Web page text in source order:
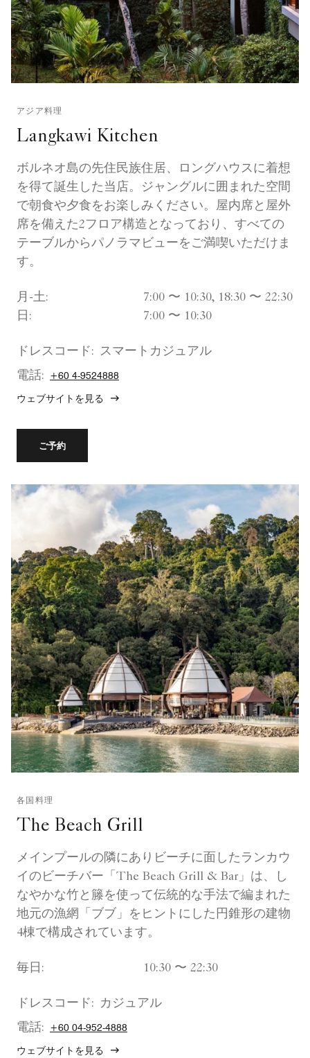
アジア料理
Langkawi Kitchen
ボルネオ島の先住民族住居、ロングハウスに着想
を得て誕生した当店。ジャングルに囲まれた空間
で朝食や夕食をお楽しみください。屋内席と屋外
席を備えた2フロア構造となっており、すべての
テーブルからパノラマビューをご満喫いただけま
す。
月-土:
7:00 〜 10:30, 18:30 〜 22:30
日:
7:00 〜 10:30
ドレスコード: スマートカジュアル
電話:
+60 4-9524888
ウェブサイトを見る
ご予約
各国料理
The Beach Grill
メインプールの隣にありビーチに面したランカウ
イのビーチバー「The Beach Grill & Bar」は、し
なやかな竹と籐を使って伝統的な手法で編まれた
地元の漁網「ブブ」をヒントにした円錐形の建物
4棟で構成されています。
毎日: 10:30 〜 22:30
ドレスコード:
カジュアル
電話:
+60 04-952-4888
ウェブサイトを見る